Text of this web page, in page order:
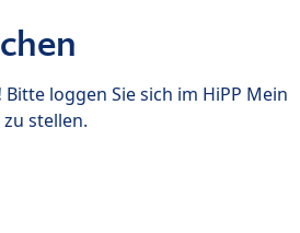
Bitte loggen Sie sich im HiPP Mein
stellen.